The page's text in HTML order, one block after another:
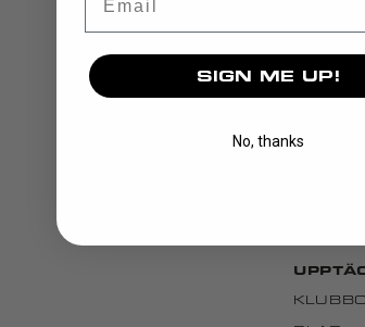
SIGN ME UP!
No, thanks